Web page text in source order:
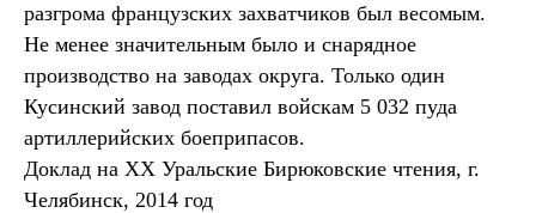
разгрома французских захватчиков был весомым.
Не менее значительным было и снарядное
производство на заводах округа. Только один
Кусинский завод поставил войскам 5 032 пуда
артиллерийских боеприпасов.
Доклад на XX Уральские Бирюковские чтения, г.
Челябинск, 2014 год